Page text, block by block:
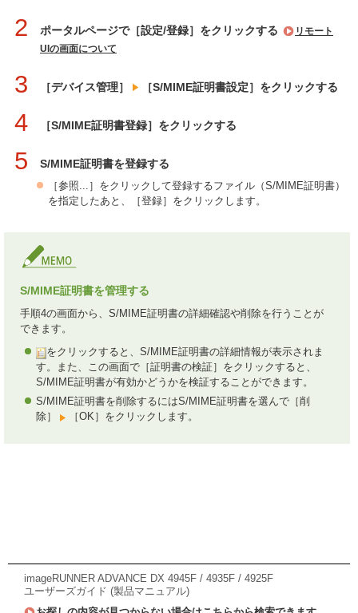
2 ポータルページで［設定/登録］をクリックする
リモート
UIの画面について
3 ［デバイス管理］ ［S/MIME証明書設定］をクリックする
4 ［S/MIME証明書登録］をクリックする
5 S/MIME証明書を登録する
［参照...］をクリックして登録するファイル（S/MIME証明書）
を指定したあと、［登録］をクリックします。
S/MIME証明書を管理する
手順4の画面から、S/MIME証明書の詳細確認や削除を行うことが
できます。
をクリックすると、S/MIME証明書の詳細情報が表示されま
す。また、この画面で［証明書の検証］をクリックすると、
S/MIME証明書が有効かどうかを検証することができます。
S/MIME証明書を削除するにはS/MIME証明書を選んで［削
除］
［OK］をクリックします。
imageRUNNER ADVANCE DX 4945F / 4935F / 4925F
ユーザーズガイド (製品マニュアル)